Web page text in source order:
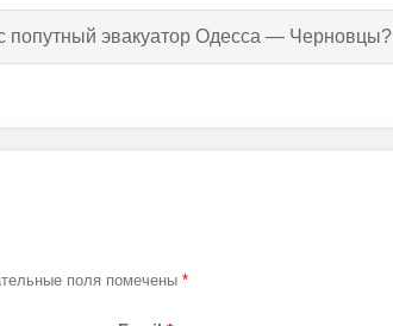
попутный эвакуатор Одесса — Черновцы?
поля помечены *